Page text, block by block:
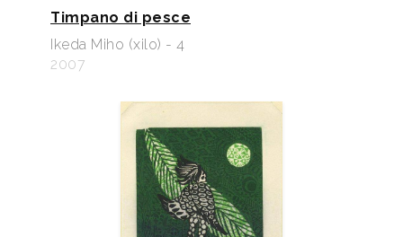
Timpano di pesce
Ikeda Miho (xilo) - 4
2007